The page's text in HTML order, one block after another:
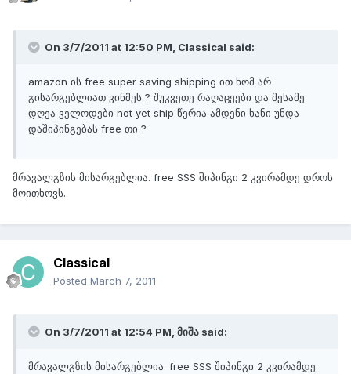
On 3/7/2011 at 12:50 PM, Classical said:
amazon ის free super saving shipping ით ხომ არ
გისარგებლიათ ვინმეს ? შუკვეთე რაღაცეები და მესამე
დღეა ველოდები not yet ship წერია ამდენი ხანი უნდა
დაშიპინგებას free თი ?
მრავალგზის მისარგებლია. free SSS შიპინგი 2 კვირამდე დროს
მოითხოვს.
Classical
Posted March 7, 2011
On 3/7/2011 at 12:54 PM, მიშა said:
მრავალგზის მისარგებლია. free SSS შიპინგი 2 კვირამდე